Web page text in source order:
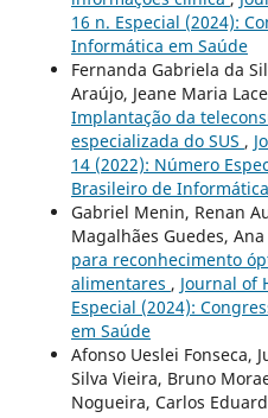
16 n. Especial (2024):
Informática em Saúde
Fernanda Gabriela da
Araújo, Jeane Maria
Implantação da
especializada do SUS ,
14 (2022): Número
Brasileiro de
Gabriel Menin, Renan
Magalhães Guedes,
para reconhecimento
alimentares , Journal of
Especial (2024):
em Saúde
Afonso Ueslei Fonseca,
Silva Vieira, Bruno
Nogueira, Carlos